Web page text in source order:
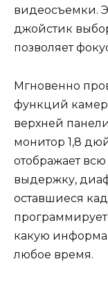
видеосъемки.
джойстик
позволяет
Мгновенно
функций
верхней
монитор 1,8
отображает
выдержку,
оставшиеся
какую
любое время.